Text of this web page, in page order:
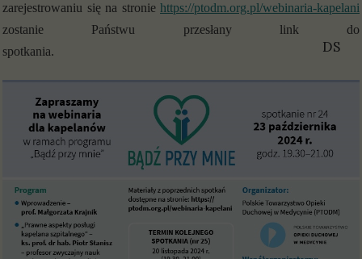
zarejestrowaniu się na stronie https://ptodm.org.pl/webinaria-kapelani
zostanie Państwu przesłany link do
spotkania. DS